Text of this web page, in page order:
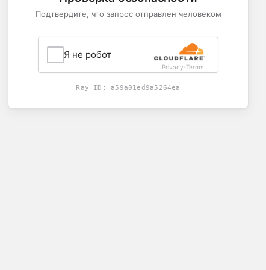
Подтвердите, что запрос отправлен человеком
Я не робот
Privacy-Terms
Ray ID: a59a01ed9a5264ea